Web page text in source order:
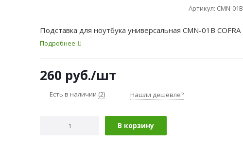
Артикул: CMN-01B
Подставка для ноутбука универсальная CMN-01B COFRA
Подробнее
260 руб./шт
Есть в наличии (2) Нашли дешевле?
В корзину